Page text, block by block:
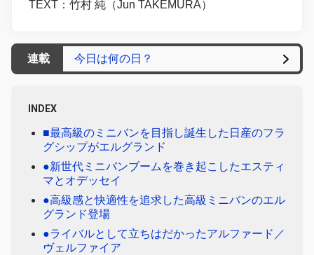
TEXT：竹村 純（Jun TAKEMURA）
連載 今日は何の日？
INDEX
■最高級のミニバンを目指し誕生した日産のフラ
グシップがエルグランド
●新世代ミニバンブームを巻き起こしたエスティ
マとオデッセイ
●高級感と快適性を追求した高級ミニバンのエル
グランド登場
●ライバルとして立ちはだかったアルファード／
ヴェルファイア